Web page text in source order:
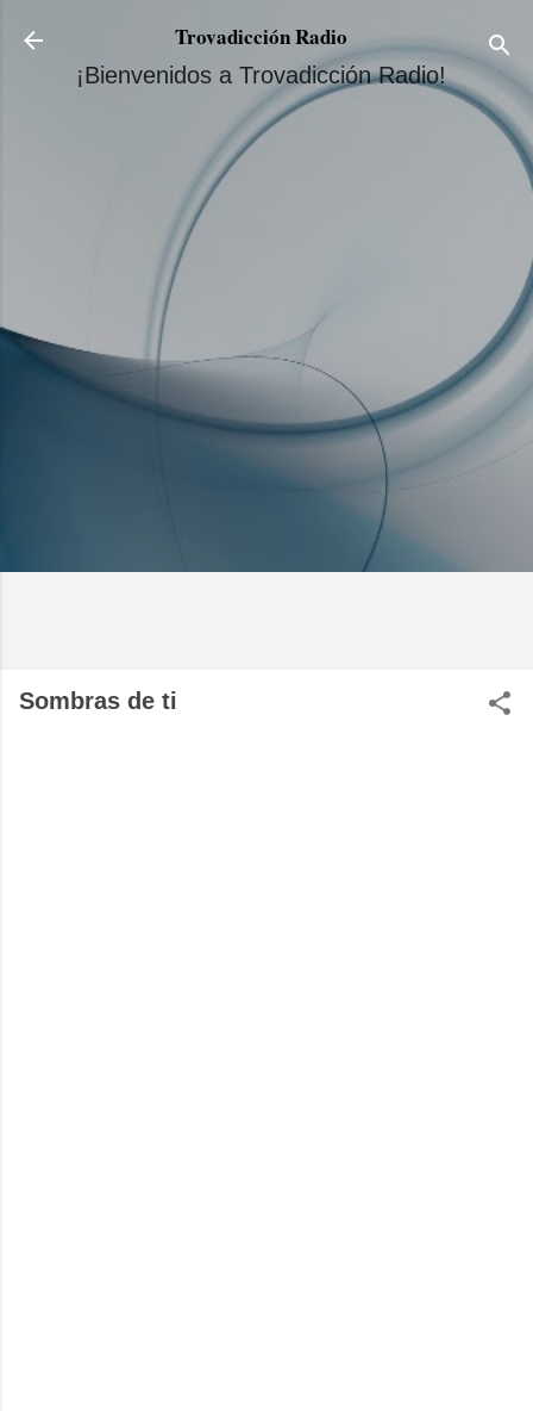
Ir al contenido principal
Trovadicción Radio
¡Bienvenidos a Trovadicción Radio!
Sombras de ti